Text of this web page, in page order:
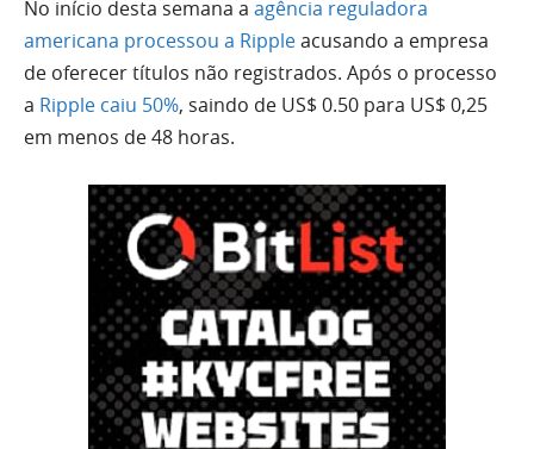
No início desta semana a agência reguladora
americana processou a Rippleacusando a empresa
de oferecer títulos não registrados. Após o processo
a Ripple caiu 50%, saindo de US$ 0.50 para US$ 0,25
em menos de 48 horas.